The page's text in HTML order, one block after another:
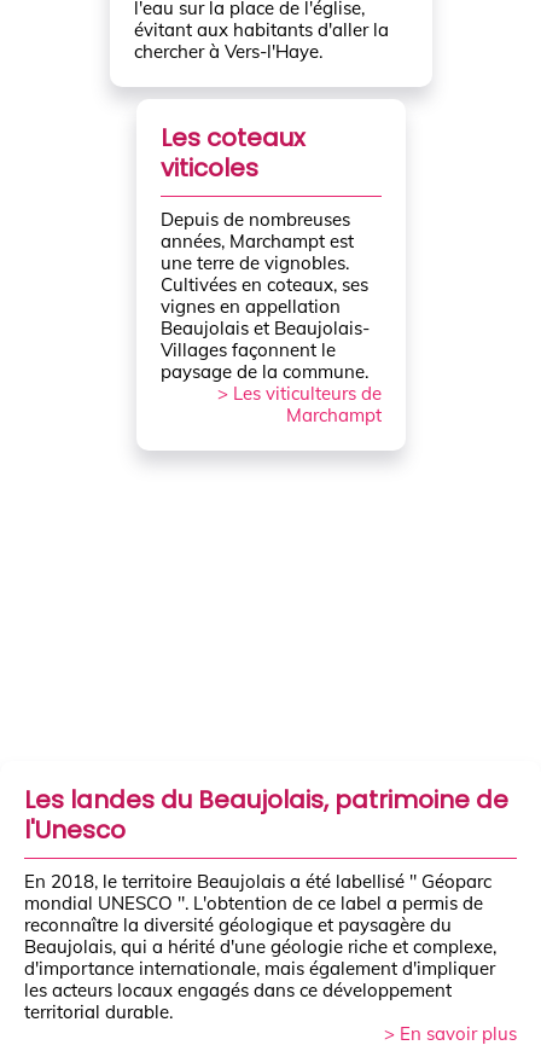
l'eau sur la place de l'église,
évitant aux habitants d'aller la
chercher à Vers-l'Haye.
Les coteaux
viticoles
Depuis de nombreuses
années, Marchampt est
une terre de vignobles.
Cultivées en coteaux, ses
vignes en appellation
Beaujolais et Beaujolais-
Villages façonnent le
paysage de la commune.
> Les viticulteurs de
Marchampt
Les landes du Beaujolais, patrimoine de
l'Unesco
En 2018, le territoire Beaujolais a été labellisé " Géoparc
mondial UNESCO ". L'obtention de ce label a permis de
reconnaître la diversité géologique et paysagère du
Beaujolais, qui a hérité d'une géologie riche et complexe,
d'importance internationale, mais également d'impliquer
les acteurs locaux engagés dans ce développement
territorial durable.
> En savoir plus